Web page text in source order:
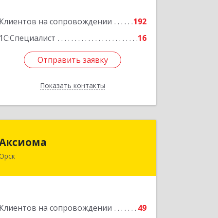
Клиентов на сопровождении
192
1С:Специалист
16
Отправить заявку
Показать контакты
Подробнее
Отправить заявку
Назад
Клиентов на сопровождении 49